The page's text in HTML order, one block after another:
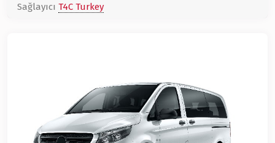
Sağlayıcı T4C Turkey